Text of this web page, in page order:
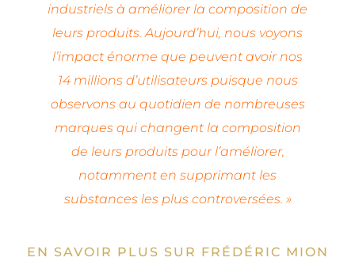
industriels à améliorer la composition de
leurs produits. Aujourd’hui, nous voyons
l’impact énorme que peuvent avoir nos
14 millions d’utilisateurs puisque nous
observons au quotidien de nombreuses
marques qui changent la composition
de leurs produits pour l’améliorer,
notamment en supprimant les
substances les plus controversées. »
EN SAVOIR PLUS SUR FRÉDÉRIC MION